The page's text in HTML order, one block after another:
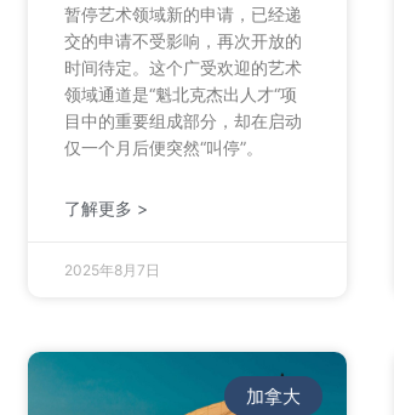
暂停艺术领域新的申请，已经递
交的申请不受影响，再次开放的
时间待定。这个广受欢迎的艺术
领域通道是“魁北克杰出人才“项
目中的重要组成部分，却在启动
仅一个月后便突然“叫停”。
了解更多 >
2025年8月7日
加拿大